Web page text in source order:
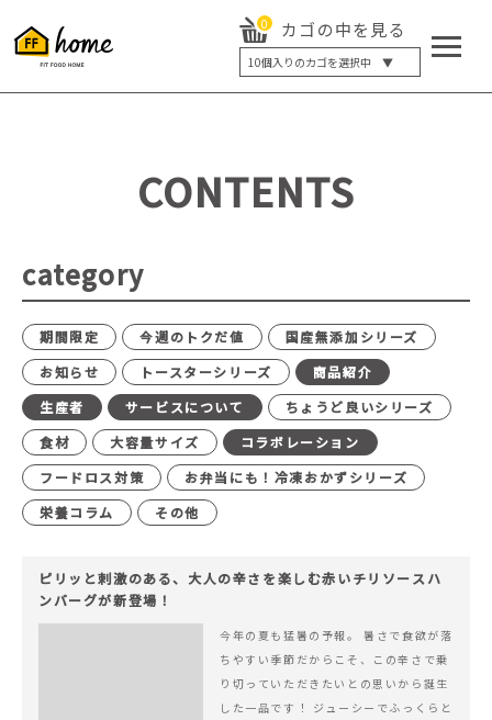
0 カゴの中を見る
10個入りのカゴを選択中 ▼
5個入り
20個入り
最大12%OFF
CONTENTS
category
期間限定 今週のトクだ値
国産無添加シリーズ
お知らせ
トースターシリーズ
商品紹介
生産者
サービスについて
ちょうど良いシリーズ
食材
大容量サイズ
コラボレーション
フードロス対策
お弁当にも！冷凍おかずシリーズ
栄養コラム
その他
ピリッと刺激のある、大人の辛さを楽しむ赤いチリソースハ
ンバーグが新登場！
今年の夏も猛暑の予報。 暑さで食欲が落
ちやすい季節だからこそ、この辛さで乗
り切っていただきたいとの思いから誕生
した一品です！ ジューシーでふっくらと